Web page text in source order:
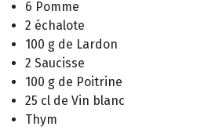
6 Pomme
2 échalote
100 g de Lardon
2 Saucisse
100 g de Poitrine
25 cl de Vin blanc
Thym